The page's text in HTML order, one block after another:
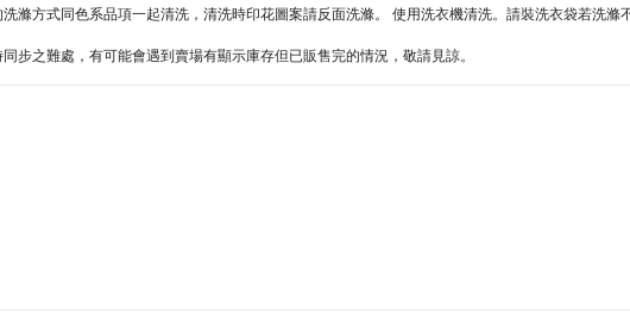
方式同色系品項一起清洗，清洗時印花圖案請反面洗滌。 使用洗衣機清洗。請裝洗衣袋若洗滌
之難處，有可能會遇到賣場有顯示庫存但已販售完的情況，敬請見諒。